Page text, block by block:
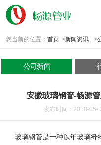
您当前的位置： 首页 >新闻资讯 >
公司新闻
安徽玻璃钢管-畅源
发布时间：2018-05-
玻璃钢管是一种以年玻璃纤